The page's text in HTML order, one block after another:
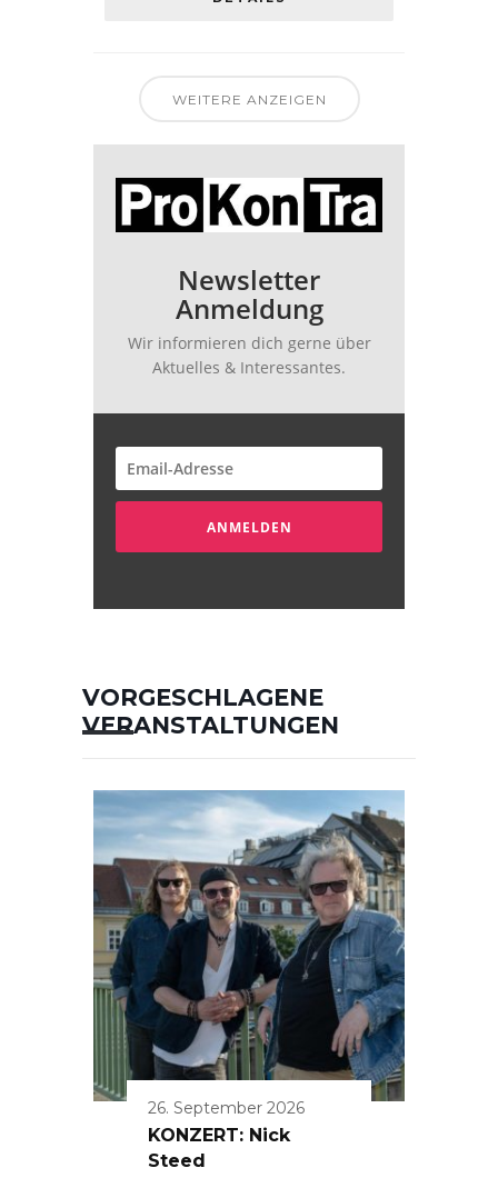
WEITERE ANZEIGEN
Newsletter
Anmeldung
Wir informieren dich gerne über
Aktuelles & Interessantes.
ANMELDEN
VORGESCHLAGENE
VERANSTALTUNGEN
26. September 2026
KONZERT: Nick
Steed